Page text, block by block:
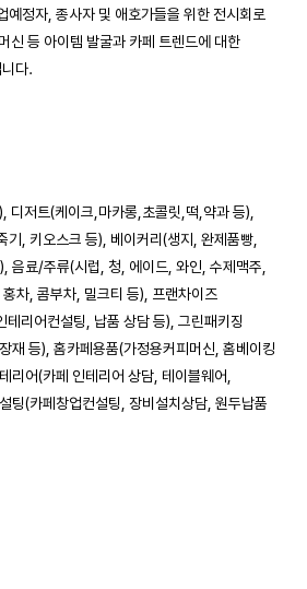
예정자, 종사자 및 애호가들을 위한 전시회로
신 등 아이템 발굴과 카페 트렌드에 대한
다.
디저트(케이크,마카롱,초콜릿,떡,약과 등),
기, 키오스크 등), 베이커리(생지, 완제품빵,
음료/주류(시럽, 청, 에이드, 와인, 수제맥주,
차, 콤부차, 밀크티 등), 프랜차이즈
테리어컨설팅, 납품 상담 등), 그린패키징
재 등), 홈카페용품(가정용커피머신, 홈베이킹
리어(카페 인테리어 상담, 테이블웨어,
팅(카페창업컨설팅, 장비설치상담, 원두납품